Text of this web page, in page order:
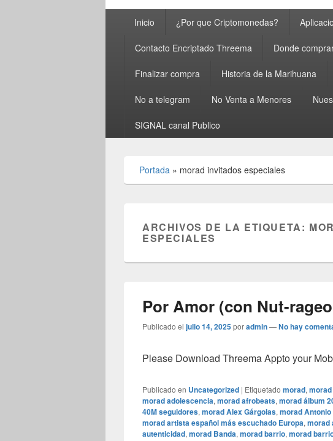
principalInicio ¿Por que Criptomonedas?
Contacto Encriptado Threema Donde
Finalizar compra Historia de la Marihuana
No a telegram No Venta a Menores
SIGNAL canal Publico
Portada » morad invitados especiales
ARCHIVOS DE LA ETIQUETA:
ESPECIALES
Por Amor (con Nut-
Publicado el julio 14, 2025poradmin—No hay
Please Download Threema Appto your
Publicado en Uncategorized | Etiquetado morad,
morad adolescencia, morad afrobeats, morad álbum
40M seguidores, morad Alex Gárgolas, morad
morad artista español más escuchado Europa, morad
autenticidad, morad Banda, morad barrio, morad